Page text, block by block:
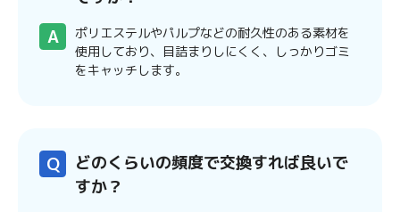
ポリエステルやパルプなどの耐久性のある素材を
使用しており、目詰まりしにくく、しっかりゴミ
をキャッチします。
どのくらいの頻度で交換すれば良いで
すか？